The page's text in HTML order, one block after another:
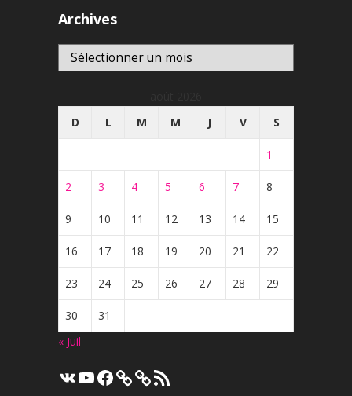
Archives
Archives
D
L M M J V S
1
2 3 4 5 6 7 8
9 10 11 12 13 14 15
16 17 18 19 20 21 22
23 24 25 26 27 28 29
30
31
« Juil
VK YouTube
Facebook Flux
RSS